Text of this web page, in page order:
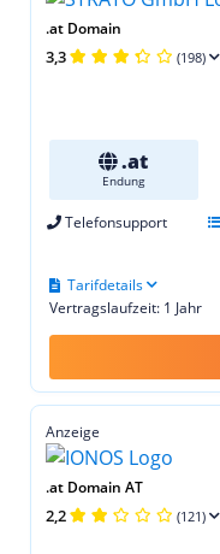
.at Domain
3,3 (198)
.at
Endung
Telefonsupport
Vertragslaufzeit: 1 Jahr
Tarifdetails
Anzeige
.at Domain AT
2,2 (121)